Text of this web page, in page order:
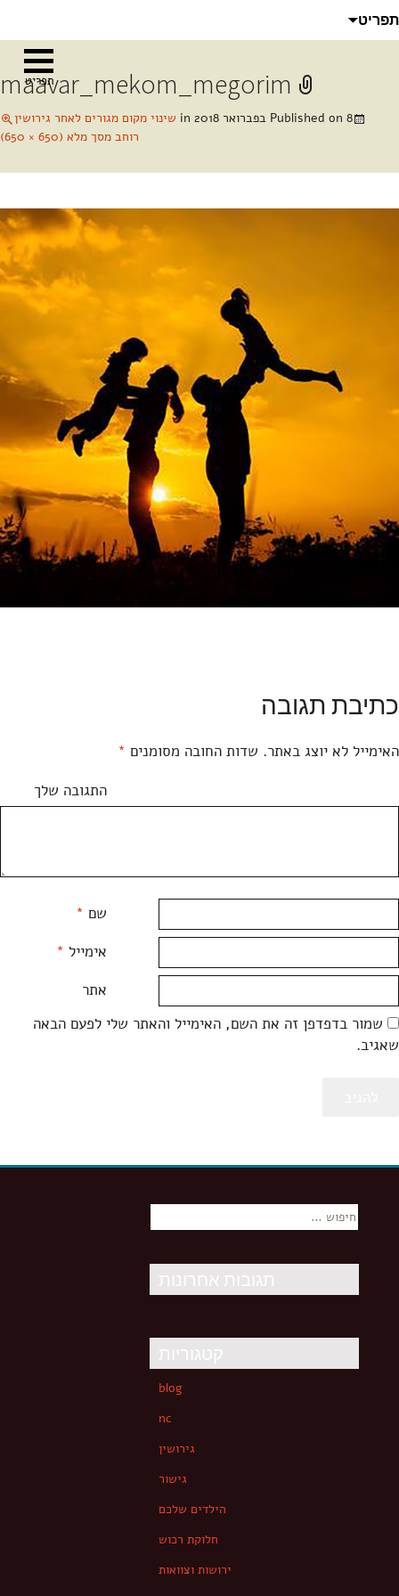
תפריט
maavar_mekom_megorim
Published on 8 בפברואר 2018
שינוי מקום מגורים לאחר גירושין
רוחב מסך מלא (650 × 650)
כתיבת תגובה
האימייל לא יוצג באתר. שדות החובה מסומנים *
התגובה שלך
שם *
אימייל *
אתר
שמור בדפדפן זה את השם, האימייל והאתר שלי לפעם הבאה
שאגיב.
חיפוש:
תגובות אחרונות
קטגוריות
blog
nc
גירושין
גישור
הילדים שלכם
חלוקת רכוש
ירושות וצוואות
תפריט